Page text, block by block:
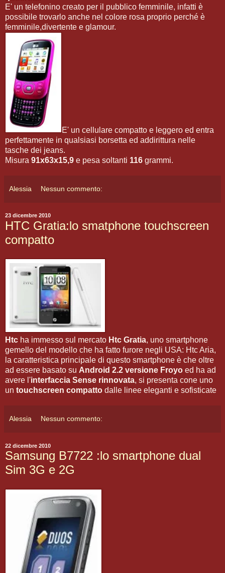
E' un telefonino creato per il pubblico femminile, infatti è
possibile trovarlo anche nel colore rosa proprio perché è
femminile,divertente e glamour.
E' un cellulare compatto e leggero ed entra
perfettamente in qualsiasi borsetta ed addirittura nelle
tasche dei jeans.
Misura 91x63x15,9 e pesa soltanti 116 grammi.
Alessia Nessun commento:
23 dicembre 2010
HTC Gratia:lo smatphone touchscreen
compatto
Htc ha immesso sul mercato Htc Gratia, uno smartphone
gemello del modello che ha fatto furore negli USA: Htc Aria,
la caratteristica principale di questo smartphone è che oltre
ad essere basato su Android 2.2 versione Froyo ed ha ad
avere l'interfaccia Sense rinnovata, si presenta cone uno
un touchscreen compatto dalle linee eleganti e sofisticate
Alessia Nessun commento:
22 dicembre 2010
Samsung B7722 :lo smartphone dual
Sim 3G e 2G